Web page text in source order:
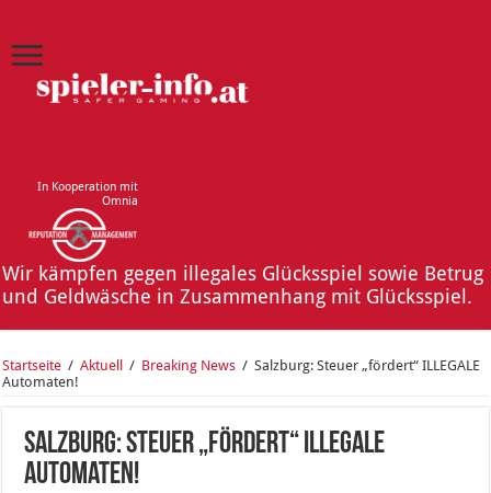
In Kooperation mit
Omnia
Wir kämpfen gegen illegales Glücksspiel sowie Betrug
und Geldwäsche in Zusammenhang mit Glücksspiel.
Startseite / Aktuell / Breaking News / Salzburg: Steuer „fördert“ ILLEGALE
Automaten!
Salzburg: Steuer „fördert“ ILLEGALE
Automaten!